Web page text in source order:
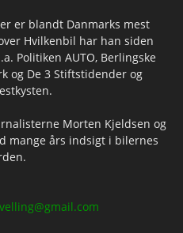
er blandt Danmarks mest
Hvilkenbil har han siden
Politiken AUTO, Berlingske
og De 3 Stiftstidender og
Morten Kjeldsen og
mange års indsigt i bilernes